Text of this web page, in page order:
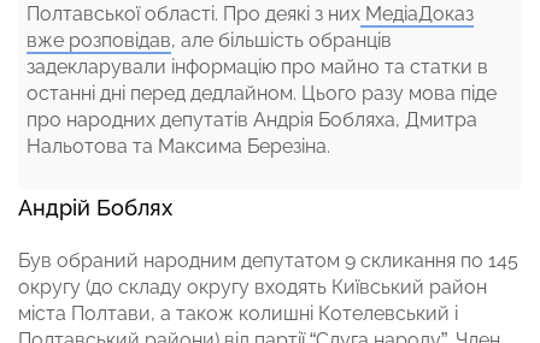
Полтавської області. Про деякі з них МедіаДоказ
вже розповідав, але більшість обранців
задекларували інформацію про майно та статки в
останні дні перед дедлайном. Цього разу мова піде
про народних депутатів Андрія Бобляха, Дмитра
Нальотова та Максима Березіна.
Андрій Боблях
Був обраний народним депутатом 9 скликання по 145
округу (до складу округу входять Київський район
міста Полтави, а також колишні Котелевський і